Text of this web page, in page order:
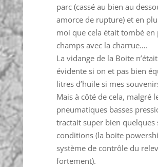
parc (cassé au bien au
amorce de rupture) et en
moi que cela était tombé en
champs avec la charrue….
La vidange de la Boite
évidente si on et pas bien
litres d’huile si mes
Mais à côté de cela, malgré
pneumatiques basses
tractait super bien quelques
conditions (la boite
système de contrôle du
fortement).